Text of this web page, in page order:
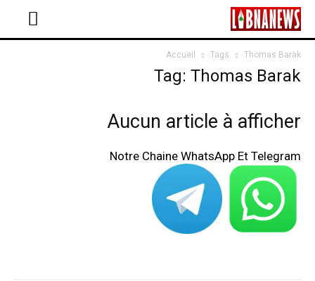
Accueil Tags Thomas Barak
Tag: Thomas Barak
Aucun article à afficher
Notre Chaine WhatsApp Et Telegram